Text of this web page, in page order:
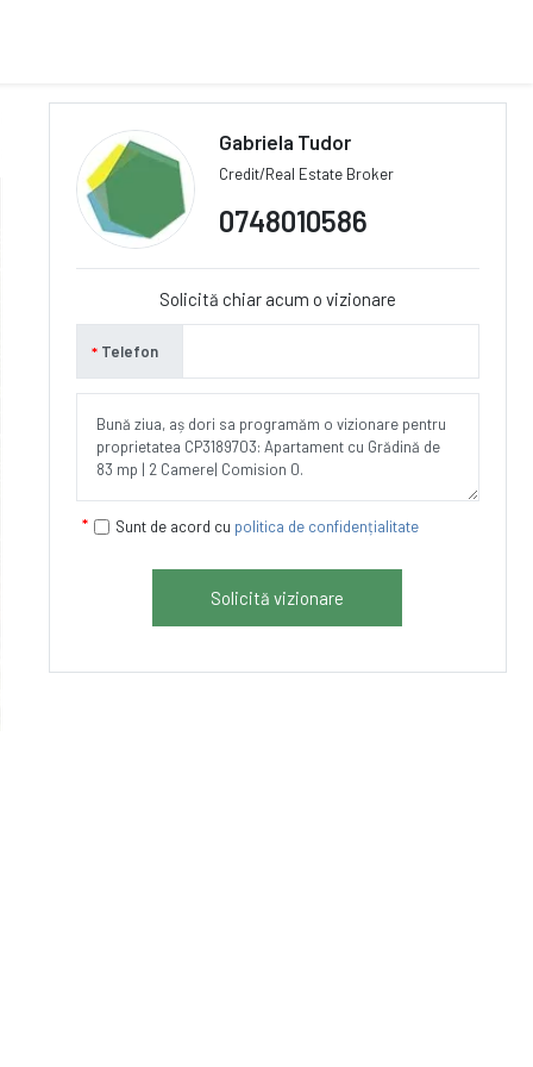
Gabriela Tudor
Credit/Real Estate Broker
0748010586
Solicită chiar acum o vizionare
Telefon
Sunt de acord cu politica de confidențialitate
Solicită vizionare